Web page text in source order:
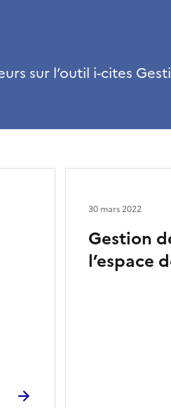
sur l’outil i-cites
Gestion
l’espace
30 mars 2022